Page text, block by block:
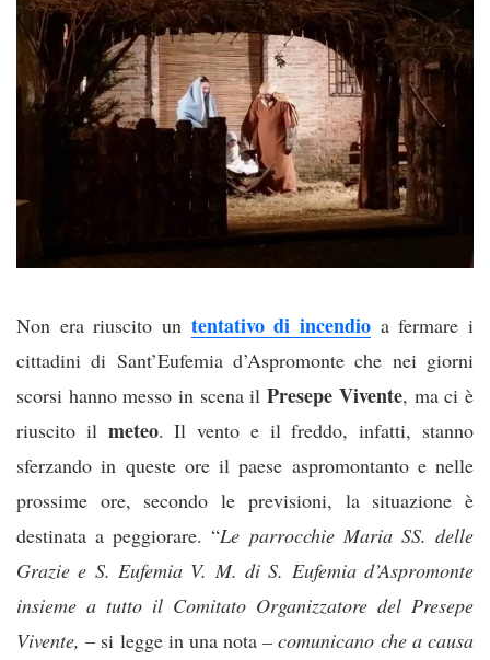
Non era riuscito un tentativo di incendio a fermare i
cittadini di Sant’Eufemia d’Aspromonte che nei giorni
scorsi hanno messo in scena ilPresepe Vivente, ma ci è
riuscito il meteo. Il vento e il freddo, infatti, stanno
sferzando in queste ore il paese aspromontanto e nelle
prossime ore, secondo le previsioni, la situazione è
destinata a peggiorare. “Le parrocchie Maria SS. delle
Grazie e S. Eufemia V. M. di S. Eufemia d’Aspromonte
insieme a tutto il Comitato Organizzatore del Presepe
Vivente, – si legge in una nota– comunicano che a causa